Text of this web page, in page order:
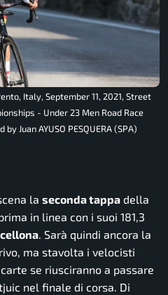
Italy, September 11, 2021, Street
- Under 23 Men Road Race
Juan AYUSO PESQUERA (SPA)
la seconda tappa della
in linea con i suoi 181,3
. Sarà quindi ancora la
ma stavolta i velocisti
se riusciranno a passare
nel finale di corsa. Di